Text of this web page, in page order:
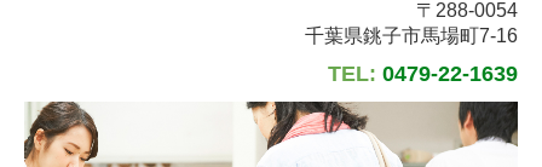
個人情報保護方針
〒288-0054
千葉県銚子市馬場町7-16
TEL: 0479-22-1639